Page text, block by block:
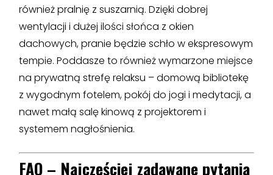
również pralnię z suszarnią. Dzięki dobrej
wentylacji i dużej ilości słońca z okien
dachowych, pranie będzie schło w ekspresowym
tempie. Poddasze to również wymarzone miejsce
na prywatną strefę relaksu – domową bibliotekę
z wygodnym fotelem, pokój do jogi i medytacji, a
nawet małą salę kinową z projektorem i
systemem nagłośnienia.
FAQ – Najczęściej zadawane pytania